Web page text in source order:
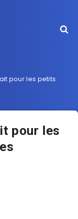
pour les petits
pour les